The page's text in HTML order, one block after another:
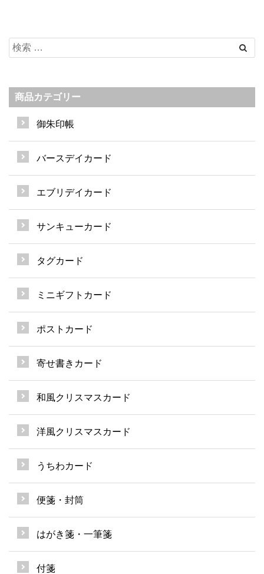
商品カテゴリー
御朱印帳
バースデイカード
エブリデイカード
サンキューカード
タグカード
ミニギフトカード
ポストカード
寄せ書きカード
和風クリスマスカード
洋風クリスマスカード
うちわカード
便箋・封筒
はがき箋・一筆箋
付箋